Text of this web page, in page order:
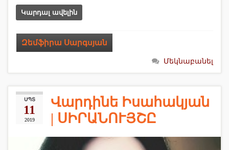
Կարդալ ավելին
Զեմֆիրա Սարգսյան
Մեկնաբանել
ՍՊՏ
11
2019
Վարդինե Իսահակյան
| ՍԻՐԱՆՈՒՅՇԸ